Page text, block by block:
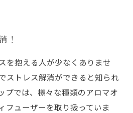
！
を抱える人が少なくありませ
ストレス解消ができると知られ
プでは、様々な種類のアロマオ
フューザーを取り扱っていま